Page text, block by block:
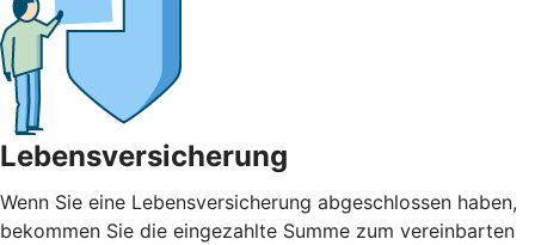
Lebensversicherung
Wenn Sie eine Lebensversicherung abgeschlossen haben,
bekommen Sie die eingezahlte Summe zum vereinbarten